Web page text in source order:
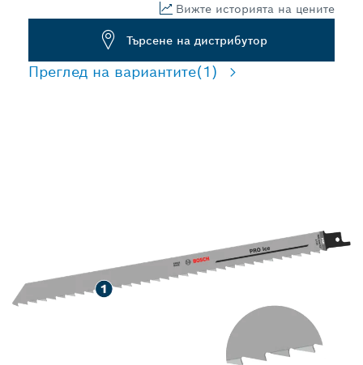
Вижте историята на цените
Търсене на дистрибутор
Преглед на вариантите(1)